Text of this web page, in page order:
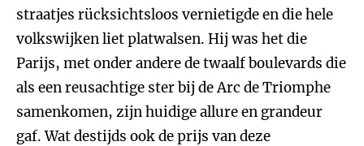
straatjes rücksichtsloos vernietigde en die hele
volkswijken liet platwalsen. Hij was het die
Parijs, met onder andere de twaalf boulevards die
als een reusachtige ster bij de Arc de Triomphe
samenkomen, zijn huidige allure en grandeur
gaf. Wat destijds ook de prijs van deze